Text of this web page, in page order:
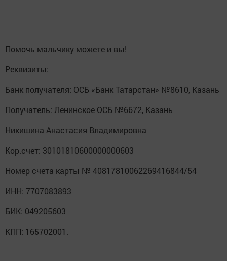
Помочь мальчику можете и вы!
Реквизиты:
Банк получателя: ОСБ «Банк Татарстан» №8610, Казань
Получатель: Ленинское ОСБ №6672, Казань
Никишина Анастасия Владимировна
Кор.счет: 30101810600000000603
Номер счета карты № 40817810062269416844/54
ИНН: 7707083893
БИК: 049205603
КПП: 165702001.